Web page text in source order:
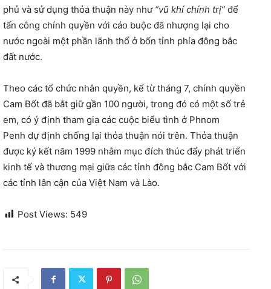
phủ và sử dụng thỏa thuận này như “vũ khí chính trị” để
tấn công chính quyền với cáo buộc đã nhượng lại cho
nước ngoài một phần lãnh thổ ở bốn tỉnh phía đông bắc
đất nước.
Theo các tổ chức nhân quyền, kể từ tháng 7, chính quyền
Cam Bốt đã bắt giữ gần 100 người, trong đó có một số trẻ
em, có ý định tham gia các cuộc biểu tình ở Phnom
Penh dự định chống lại thỏa thuận nói trên. Thỏa thuận
được ký kết năm 1999 nhằm mục đích thúc đẩy phát triển
kinh tế và thương mại giữa các tỉnh đông bắc Cam Bốt với
các tỉnh lân cận của Việt Nam và Lào.
Post Views: 549